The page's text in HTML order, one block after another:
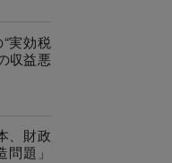
実効税
収益悪
、財政
題」